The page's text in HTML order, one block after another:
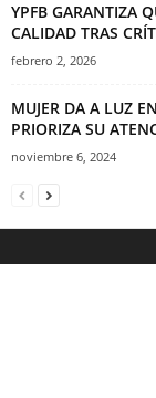
YPFB GARANTIZA
CALIDAD TRAS
febrero 2, 2026
MUJER DA A LUZ
PRIORIZA SU
noviembre 6, 2024